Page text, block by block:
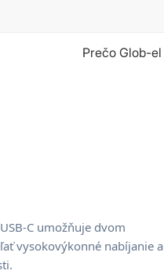
Prečo Glob-el
C umožňuje dvom
vysokovýkonné nabíjanie a